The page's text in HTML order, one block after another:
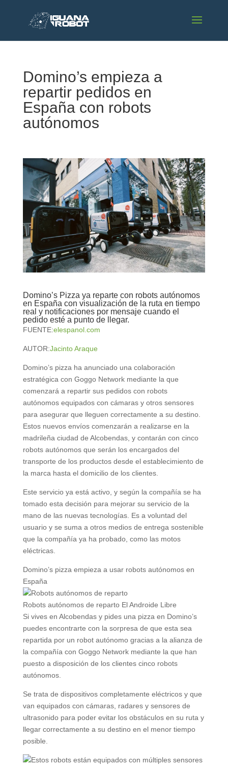
Domino’s empieza a
repartir pedidos en
España con robots
autónomos
Domino’s Pizza ya reparte con robots autónomos
en España con visualización de la ruta en tiempo
real y notificaciones por mensaje cuando el
pedido esté a punto de llegar.
FUENTE:elespanol.com
AUTOR:Jacinto Araque
Domino’s pizza ha anunciado una colaboración
estratégica con Goggo Network mediante la que
comenzará a repartir sus pedidos con robots
autónomos equipados con cámaras y otros sensores
para asegurar que lleguen correctamente a su destino.
Estos nuevos envíos comenzarán a realizarse en la
madrileña ciudad de Alcobendas, y contarán con cinco
robots autónomos que serán los encargados del
transporte de los productos desde el establecimiento de
la marca hasta el domicilio de los clientes.
Este servicio ya está activo, y según la compañía se ha
tomado esta decisión para mejorar su servicio de la
mano de las nuevas tecnologías. Es a voluntad del
usuario y se suma a otros medios de entrega sostenible
que la compañía ya ha probado, como las motos
eléctricas.
Domino’s pizza empieza a usar robots autónomos en
España
Robots autónomos de reparto El Androide Libre
Si vives en Alcobendas y pides una pizza en Domino’s
puedes encontrarte con la sorpresa de que esta sea
repartida por un robot autónomo gracias a la alianza de
la compañía con Goggo Network mediante la que han
puesto a disposición de los clientes cinco robots
autónomos.
Se trata de dispositivos completamente eléctricos y que
van equipados con cámaras, radares y sensores de
ultrasonido para poder evitar los obstáculos en su ruta y
llegar correctamente a su destino en el menor tiempo
posible.